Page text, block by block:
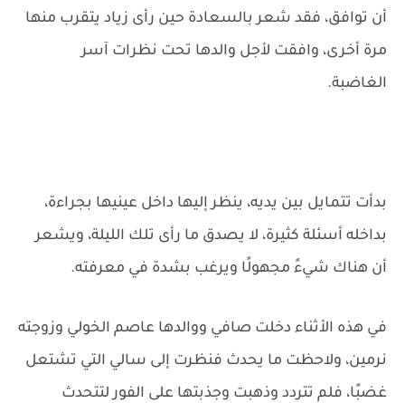
أن توافق، فقد شعر بالسعادة حين رأى زياد يتقرب منها
مرة أخرى، وافقت لأجل والدها تحت نظرات آسر
الغاضبة.
بدأت تتمايل بين يديه، ينظر إليها داخل عينيها بجراءة،
بداخله أسئلة كثيرة، لا يصدق ما رأى تلك الليلة، ويشعر
أن هناك شيءً مجهولًا ويرغب بشدة في معرفته.
في هذه الأثناء دخلت صافي ووالدها عاصم الخولي وزوجته
نرمين، ولاحظت ما يحدث فنظرت إلى سالي التي تشتعل
غضبًا، فلم تتردد وذهبت وجذبتها على الفور لتتحدث